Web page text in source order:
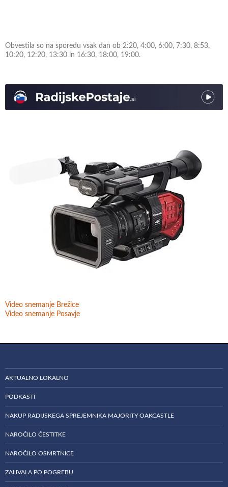
Obvestila so na sporedu vsak dan ob 2:20, 4:00, 6:00, 7:30, 8:53,
10:20, 12:20, 13:30 in 16:30, 18:00, 19:00.
Video snemanje Brežice
Video snemanje Posavje
AKTUALNO LOKALNO
PODKASTI
NAKUP RADIJSKEGA SPREJEMNIKA MAJORITY OAKCASTLE
NAROČILO ČESTITKE
NAROČILO OSMRTNICE
ZAHVALA PO POGREBU